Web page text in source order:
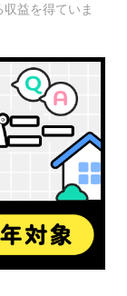
益を得ていま